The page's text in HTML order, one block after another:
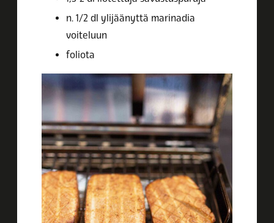
n. 1/2 dl ylijäänyttä marinadia
voiteluun
foliota